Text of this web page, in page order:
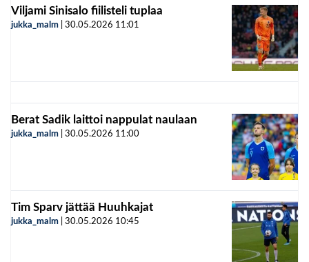
Viljami Sinisalo fiilisteli tuplaa
jukka_malm 30.05.2026 11:01
Berat Sadik laittoi nappulat naulaan
jukka_malm 30.05.2026 11:00
Tim Sparv jättää Huuhkajat
jukka_malm 30.05.2026 10:45